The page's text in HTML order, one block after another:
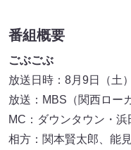
番組概要
ごぶごぶ
放送日時：8月9日（土
放送：MBS（関西ロー
MC：ダウンタウン・浜
相方：関本賢太郎、能